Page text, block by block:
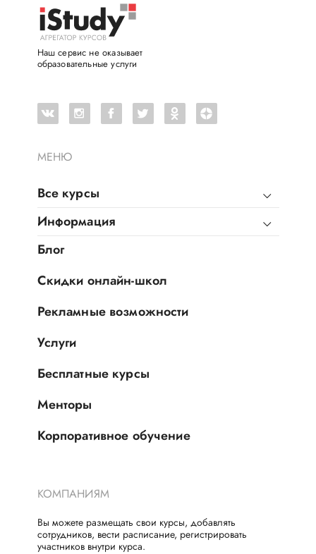
МЕНЮ
Все курсы
Информация
Блог
Скидки онлайн-школ
Рекламные возможности
Услуги
Бесплатные курсы
Менторы
Корпоративное обучение
Наш сервис не оказывает
образовательные услуги
КОМПАНИЯМ
Вы можете размещать свои курсы, добавлять
сотрудников, вести расписание, регистрировать
участников внутри курса.